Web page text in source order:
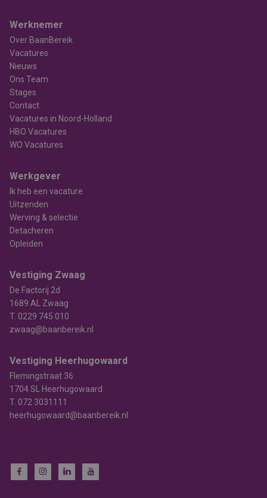
Werknemer
Over BaanBereik
Vacatures
Nieuws
Ons Team
Stages
Contact
Vacatures in Noord-Holland
HBO Vacatures
WO Vacatures
Werkgever
Ik heb een vacature
Uitzenden
Werving & selectie
Detacheren
Opleiden
Vestiging Zwaag
De Factorij 2d
1689 AL Zwaag
T. 0229 745 010
zwaag@baanbereik.nl
Vestiging Heerhugowaard
Flemingstraat 36
1704 SL Heerhugowaard
T. 072 3031111
heerhugowaard@baanbereik.nl